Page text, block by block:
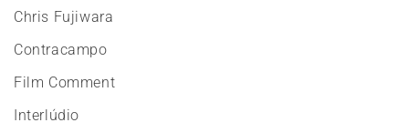
Chris Fujiwara
Contracampo
Film Comment
Interlúdio